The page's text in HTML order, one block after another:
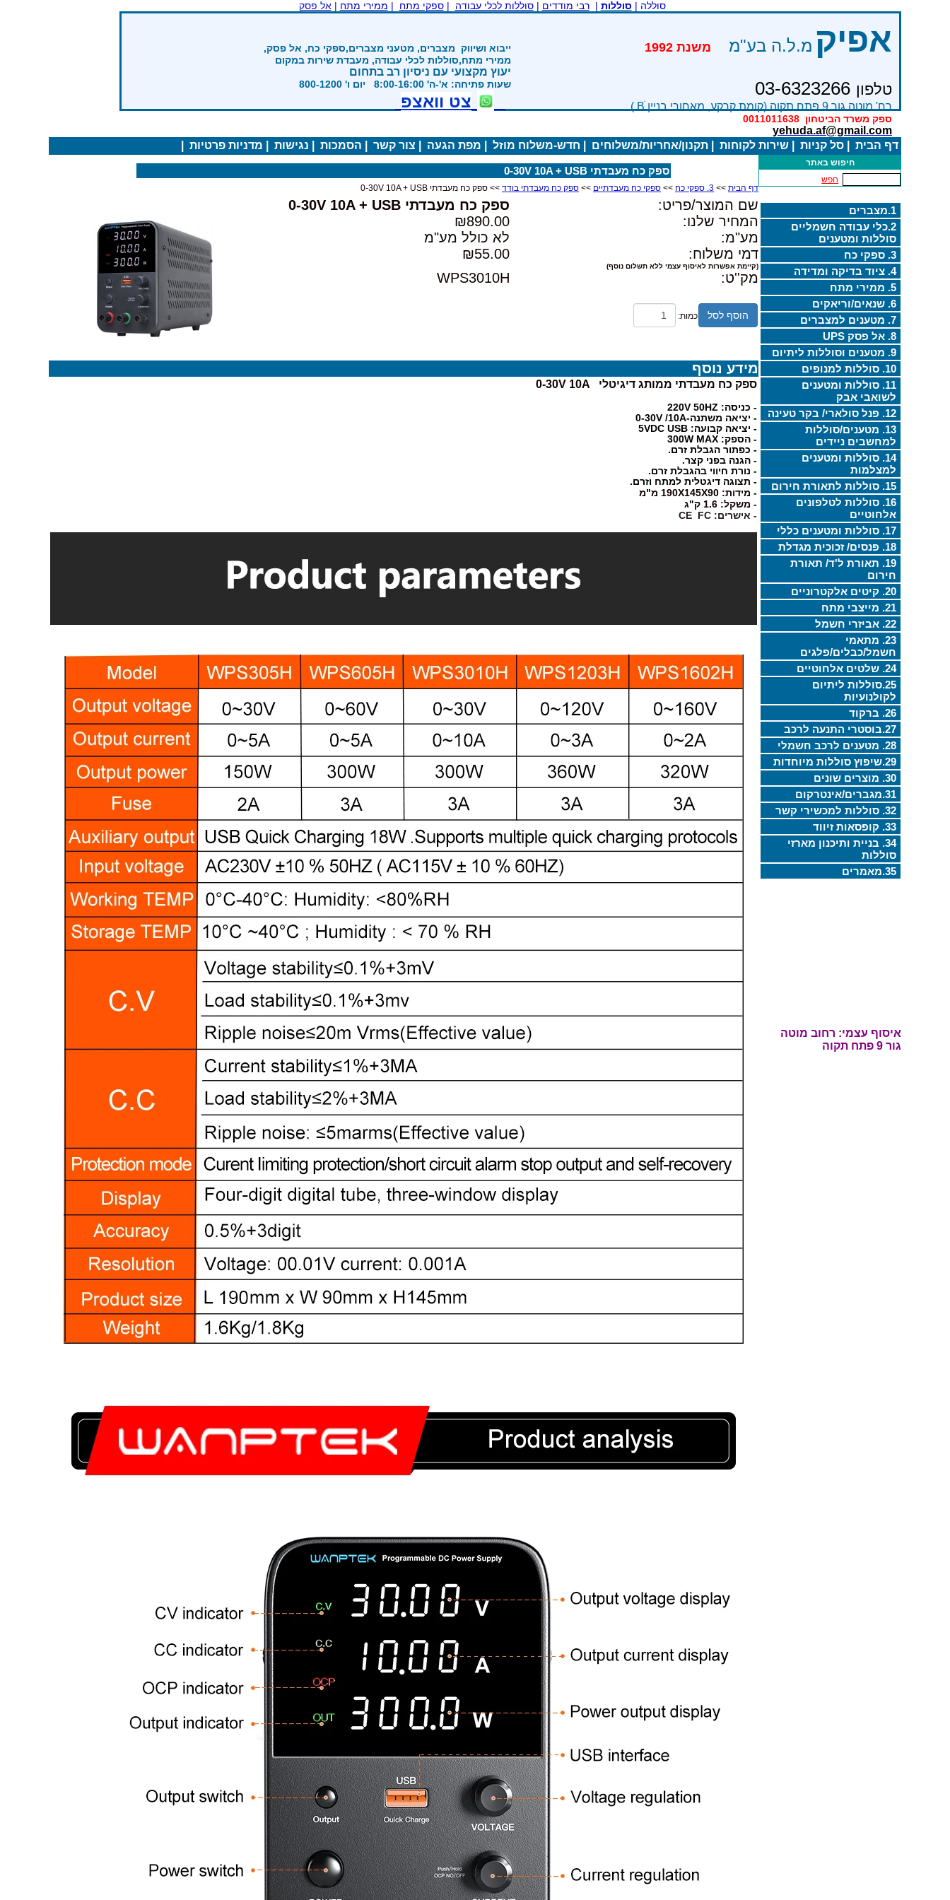
סוללה | סוללות |רבי מודדים |סוללות לכלי עבודה |ספקי מתח | ממירי מתח |אל פסק
אפיק מ.ל.ה בע"מ
טלפון 03-6323266
רח' מוטה גור 9 פתח תקוה (קומת קרקע, מאחורי בניין Bׂ )
ספק משרד הביטחון 0011011638
yehuda.af@gmail.com
ייבוא ושיווק מצברים, מטעני מצברים,ספקי כח, אל פסק,
ממירי מתח,סוללות לכלי עבודה, מעבדת שירות במקום
יעוץ מקצועי עם ניסיון רב בתחום
שעות פתיחה: א'-ה' 8:00-16:00 יום ו' 800-1200
צט וואצפ
דף הבית סל קניות שירות לקוחות תקנון/אחריות/משלוחים חדש-משלוח מוזל מפת הגעה צור קשר הסמכות נגישות מדניות פרטיות
חיפוש באתר
חפש
1.מצברים
2.כלי עבודה חשמליים
סוללות ומטענים
3. ספקי כח
4. ציוד בדיקה ומדידה
5. ממירי מתח
6. שנאים/וריאקים
7. מטענים למצברים
8. אל פסק UPS
9. מטענים וסוללות ליתיום
10. סוללות למנופים
11. סוללות ומטענים
לשואבי אבק
12. פנל סולארי/ בקר טעינה
13. מטענים/סוללות
למחשבים ניידים
14. סוללות ומטענים
למצלמות
15. סוללות לתאורת חירום
16. סוללות לטלפונים
אלחוטיים
17. סוללות ומטענים כללי
18. פנסים/ זכוכית מגדלת
19. תאורת ל'ד/ תאורת
חירום
20. קיטים אלקטרוניים
21. מייצבי מתח
22. אביזרי חשמל
23. מתאמי
חשמל/כבלים/פלגים
24. שלטים אלחוטיים
25.סוללות ליתיום
לקולנועיות
26. ברקוד
27.בוסטרי התנעה לרכב
28. מטענים לרכב חשמלי
29.שיפוץ סוללות מיוחדות
30. מוצרים שונים
31.מגברים/אינטרקום
32. סוללות למכשירי קשר
33. קופסאות זיווד
34. בניית ותיכנון מארזי
סוללות
35.מאמרים
איסוף עצמי: רחוב מוטה
גור 9 פתח תקוה
ספק כח מעבדתי 0-30V 10A + USB
דף הבית >> 3. ספקי כח >> ספקי כח מעבדתיים >> ספק כח מעבדתי בודד >> ספק כח מעבדתי 0-30V 10A + USB
שם המוצר/פריט:
ספק כח מעבדתי 0-30V 10A + USB
המחיר שלנו:
₪890.00
מע"מ:
לא כולל מע"מ
דמי משלוח:
₪55.00
(קיימת אפשרות לאיסוף עצמי ללא תשלום נוסף)
מק''ט: WPS3010H
הוסף לסל כמות:
מידע נוסף
ספק כח מעבדתי ממותג דיגיטלי 0-30V 10A
- כניסה: 220V 50HZ
- יציאה משתנה-0-30V /10A
- יציאה קבועה: 5VDC USB
- הספק: 300W MAX
- כפתור הגבלת זרם.
- הגנה בפני קצר.
- נורת חיווי בהגבלת זרם.
- תצוגה דיגטלית למתח וזרם.
- מידות: 190X145X90 מ"מ
- משקל: 1.6 ק"ג
- אישרים: CE FC